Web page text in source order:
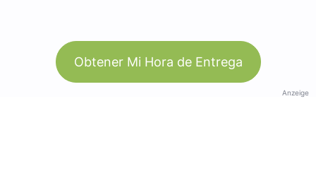
Obtener Mi Hora de Entrega
Anzeige